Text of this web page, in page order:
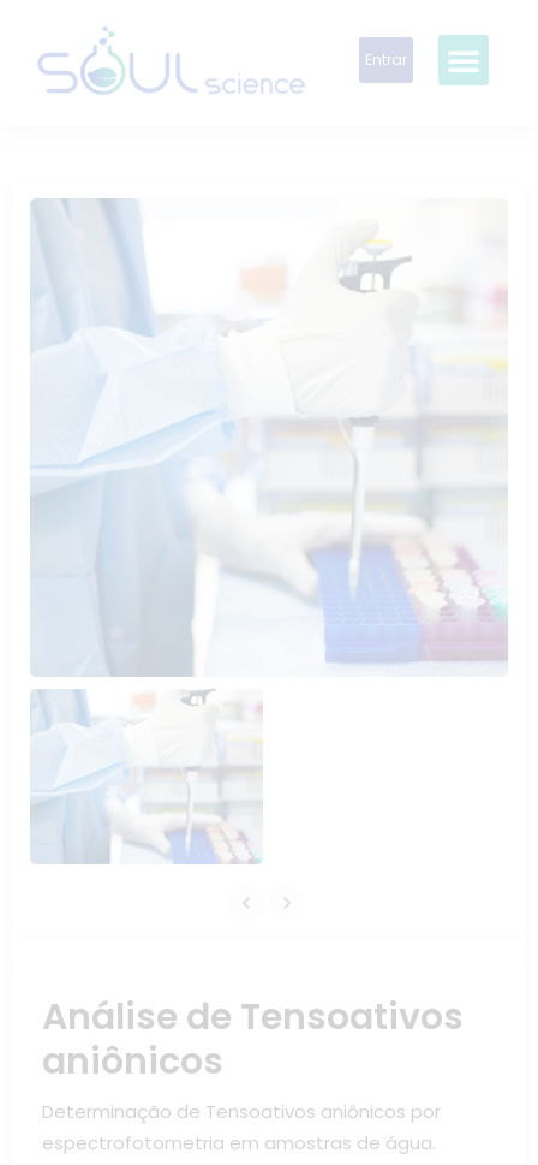
Entrar
Análise de Tensoativos
aniônicos
Determinação de Tensoativos aniônicos por
espectrofotometria em amostras de água.